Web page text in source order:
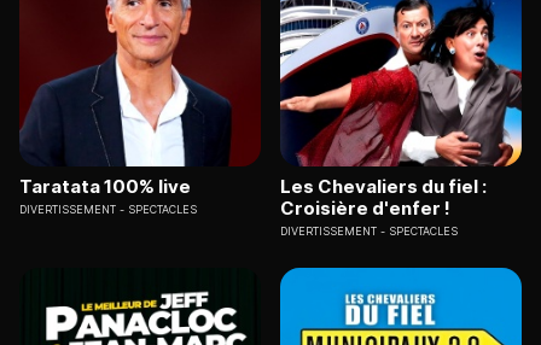
Taratata 100% live
DIVERTISSEMENT SPECTACLES
Les Chevaliers du fiel :
Croisière d'enfer !
DIVERTISSEMENT SPECTACLES